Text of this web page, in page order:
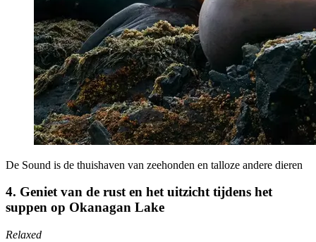
De Sound is de thuishaven van zeehonden en talloze andere dieren
4. Geniet van de rust en het uitzicht tijdens het
suppen op Okanagan Lake
Relaxed